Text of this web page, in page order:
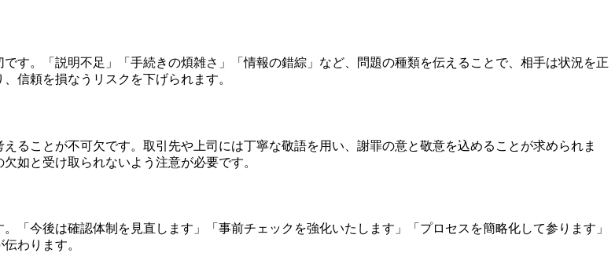
す。「説明不足」「手続きの煩雑さ」「情報の錯綜」など、問題の種類を伝えることで、相手は状況を正
信頼を損なうリスクを下げられます。
ることが不可欠です。取引先や上司には丁寧な敬語を用い、謝罪の意と敬意を込めることが求められま
如と受け取られないよう注意が必要です。
「今後は確認体制を見直します」「事前チェックを強化いたします」「プロセスを簡略化して参ります」
わります。